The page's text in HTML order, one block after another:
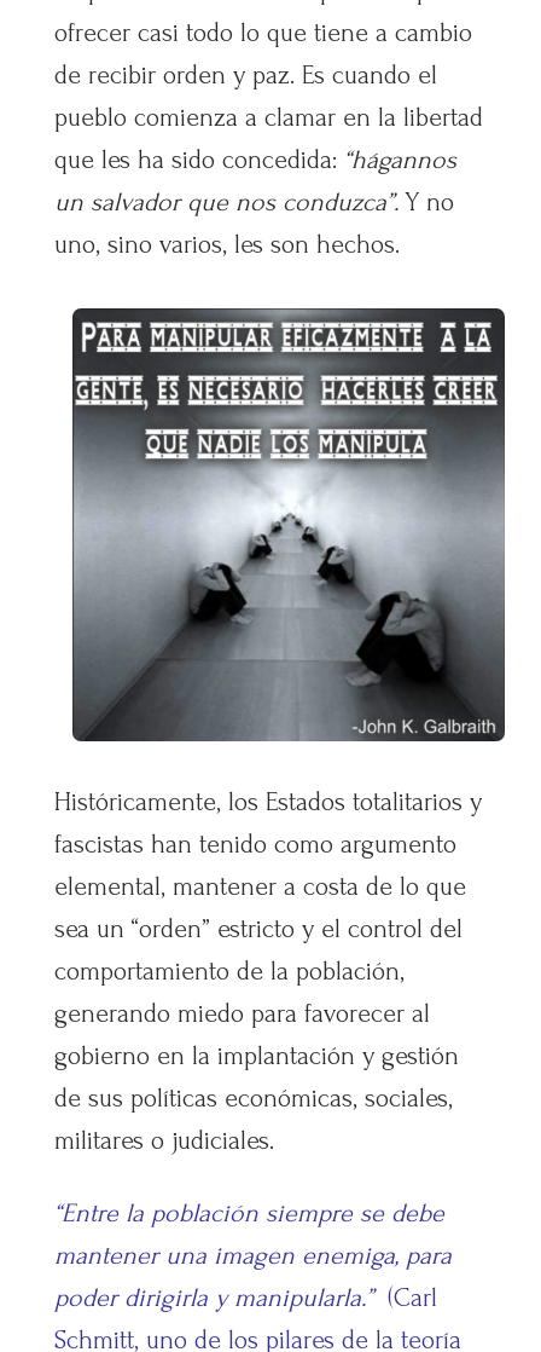
ofrecer casi todo lo que tiene a cambio
de recibir orden y paz. Es cuando el
pueblo comienza a clamar en la libertad
que les ha sido concedida: “hágannos
un salvador que nos conduzca”.Y no
uno, sino varios, les son hechos.
Históricamente, los Estados totalitarios y
fascistas han tenido como argumento
elemental, mantener a costa de lo que
sea un “orden” estricto y el control del
comportamiento de la población,
generando miedo para favorecer al
gobierno en la implantación y gestión
de sus políticas económicas, sociales,
militares o judiciales.
“Entre la población siempre se debe
mantener una imagen enemiga, para
poder dirigirla y manipularla.” (Carl
Schmitt, uno de los pilares de la teoría